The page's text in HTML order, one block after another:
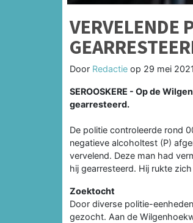
VERVELENDE
Door Redactie op 29 mei
SEROOSKERE - Op de
gearresteerd.
De politie controleerde rond
negatieve alcoholtest (P)
vervelend. Deze man had
hij gearresteerd. Hij rukte
Zoektocht
Door diverse politie-
gezocht. Aan de